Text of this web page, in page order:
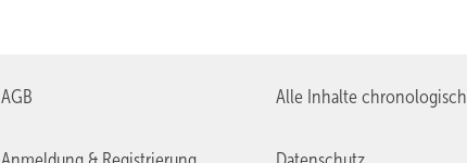
AGB Alle Inhalte chronologisch